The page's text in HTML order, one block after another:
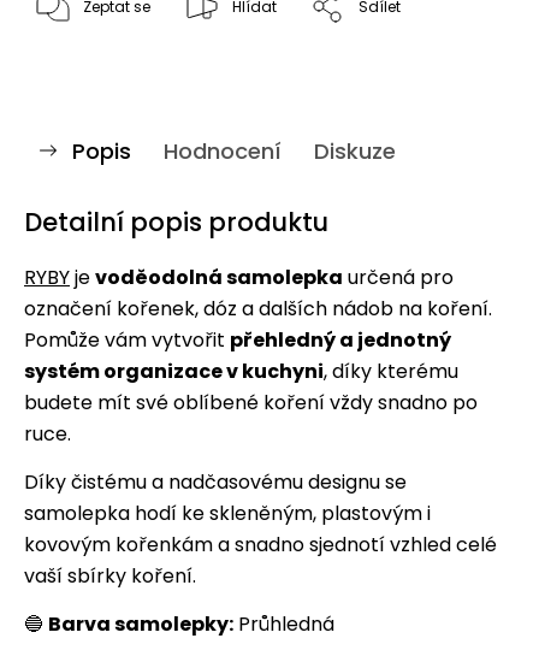
Zeptat se Hlídat Sdílet
Popis Hodnocení Diskuze
Detailní popis produktu
RYBYjevoděodolná samolepka určená pro
označení kořenek, dóz a dalších nádob na koření.
Pomůže vám vytvořit přehledný a jednotný
systém organizace v kuchyni, díky kterému
budete mít své oblíbené koření vždy snadno po
ruce.
Díky čistému a nadčasovému designu se
samolepka hodí ke skleněným, plastovým i
kovovým kořenkám a snadno sjednotí vzhled celé
vaší sbírky koření.
🔵 Barva samolepky: Průhledná